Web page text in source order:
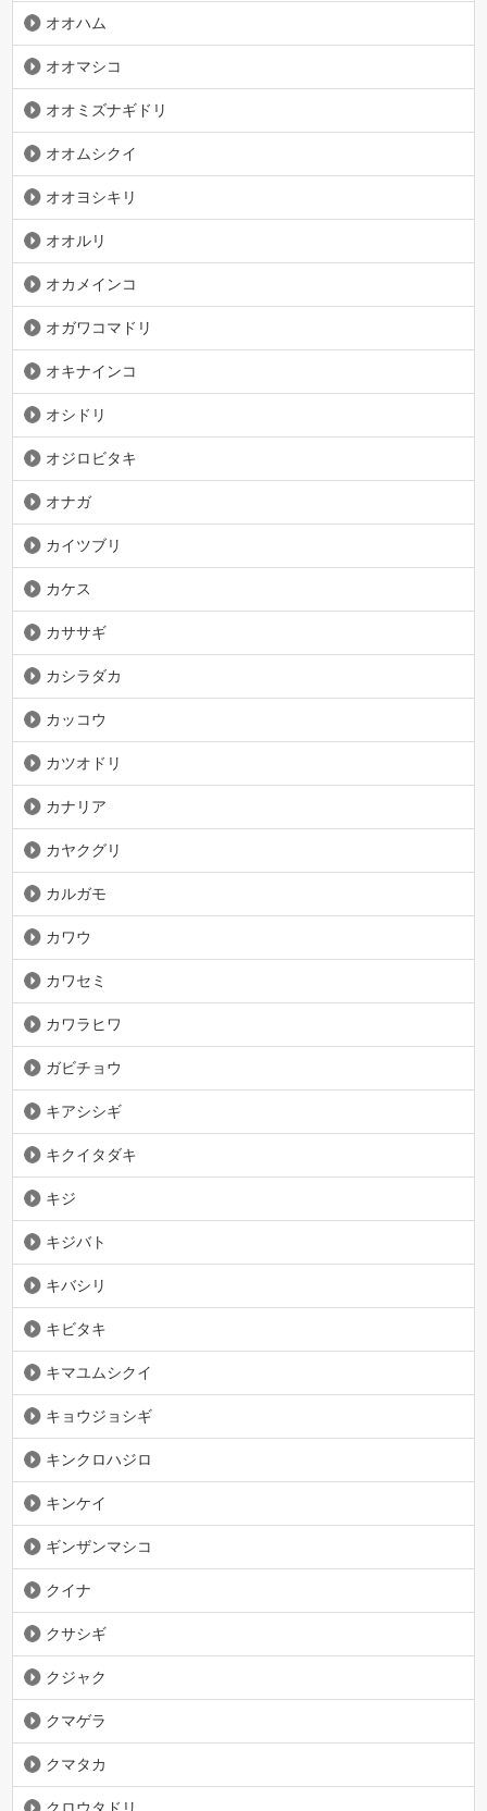
オオハム
オオマシコ
オオミズナギドリ
オオムシクイ
オオヨシキリ
オオルリ
オカメインコ
オガワコマドリ
オキナインコ
オシドリ
オジロビタキ
オナガ
カイツブリ
カケス
カササギ
カシラダカ
カッコウ
カツオドリ
カナリア
カヤクグリ
カルガモ
カワウ
カワセミ
カワラヒワ
ガビチョウ
キアシシギ
キクイタダキ
キジ
キジバト
キバシリ
キビタキ
キマユムシクイ
キョウジョシギ
キンクロハジロ
キンケイ
ギンザンマシコ
クイナ
クサシギ
クジャク
クマゲラ
クマタカ